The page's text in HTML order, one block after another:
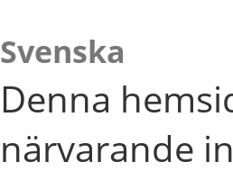
Svenska
Denna
närvarande